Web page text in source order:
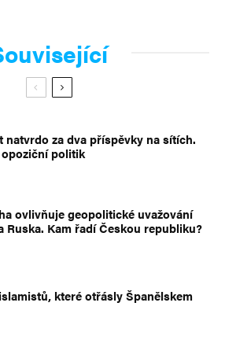
natvrdo za dva příspěvky na sítích.
politik
ovlivňuje geopolitické uvažování
Ruska. Kam řadí Českou republiku?
které otřásly Španělskem